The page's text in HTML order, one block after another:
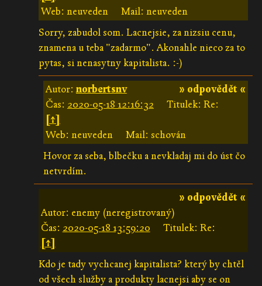
Web: neuveden
Mail: neuveden
Sorry, zabudol som. Lacnejsie, za nizsiu cenu,
znamena u teba "zadarmo". Akonahle nieco za to
pytas, si nenasytny kapitalista. :-)
» odpovědět «
Autor:norbertsnv
Čas: 2020-05-18 12:16:32
Titulek: Re:
[↑]
Web: neuveden
Mail: schován
Hovor za seba, blbečku a nevkladaj mi do úst čo
netvrdím.
» odpovědět «
Autor: enemy (neregistrovaný)
Čas: 2020-05-18 13:59:20
Titulek: Re:
[↑]
Kdo je tady vychcanej kapitalista? který by chtěl
od všech služby a produkty lacnejsi aby se on